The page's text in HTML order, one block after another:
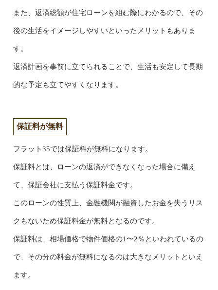
また、返済総額が住宅ローンを組む際にわかるので、その
後の生活をイメージしやすいといったメリットもありま
す。
返済計画を事前に立てられることで、生活も安定して長期
的な予定も立てやすくなります。
保証料が無料
フラット35では保証料が無料になります。
保証料とは、ローンの返済ができなくなった場合に備え
て、保証会社に支払う保証料金です。
このローンの性質上、金融機関が融資したお金を失うリス
クもないため保証料金が無料となるのです。
保証料は、相場価格で物件価格の1〜2％といわれているの
で、その分の料金が無料になるのは大きなメリットといえ
ます。